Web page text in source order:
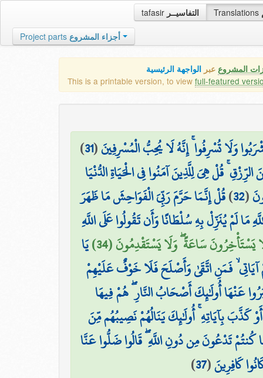
tafasir التفاسيــر Translations
Project parts أجزاء المشروع
المشروع عبر الواجهة الرئيسية
This is a printable version, to view full-featured
وَلَا تُسْرِفُوا ۚ إِنَّهُ لَا يُحِبُّ الْمُسْرِفِينَ(
31
)
قُلْ هِيَ لِلَّذِينَ آمَنُوا فِي الْحَيَاةِ الدُّنْيَا
(
32
)قُلْ إِنَّمَا حَرَّمَ رَبِّيَ الْفَوَاحِشَ مَا ظَهَرَ
مَا لَمْ يُنَزِّلْ بِهِ سُلْطَانًا وَأَن تَقُولُوا عَلَى اللَّهِ
سَاعَةً ۖ وَلَا يَسْتَقْدِمُونَ (34)
يَا
فَمَنِ اتَّقَىٰ وَأَصْلَحَ فَلَا خَوْفٌ عَلَيْهِمْ
عَنْهَا أُولَٰئِكَ أَصْحَابُ النَّارِ ۖ هُمْ فِيهَا
كَذَّبَ بِآيَاتِهِ ۚ أُولَٰئِكَ يَنَالُهُمْ نَصِيبُهُم مِّنَ
كُنتُمْ تَدْعُونَ مِن دُونِ اللَّهِ ۖ قَالُوا ضَلُّوا عَنَّا
كَافِرِينَ(
37
)